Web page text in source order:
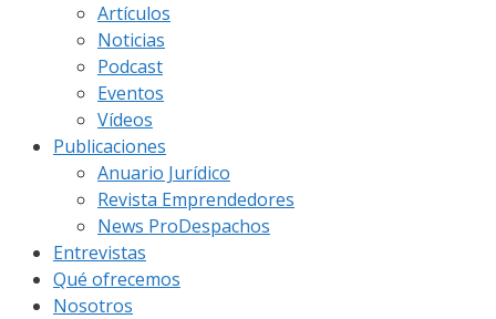
Artículos
Noticias
Podcast
Eventos
Vídeos
Publicaciones
Anuario Jurídico
Revista Emprendedores
News ProDespachos
Entrevistas
Qué ofrecemos
Nosotros